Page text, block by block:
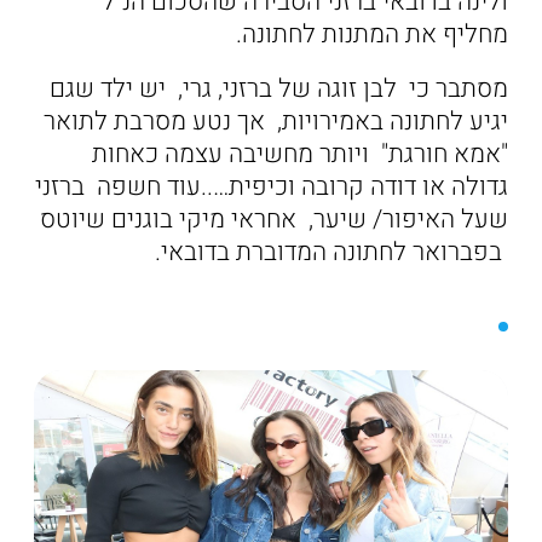
מחליף את המתנות לחתונה.
מסתבר כי לבן זוגה של ברזני, גרי, יש ילד שגם
יגיע לחתונה באמירויות, אך נטע מסרבת לתואר
"אמא חורגת" ויותר מחשיבה עצמה כאחות
גדולה או דודה קרובה וכיפית…..עוד חשפה ברזני
שעל האיפור/ שיער, אחראי מיקי בוגנים שיוטס
בפברואר לחתונה המדוברת בדובאי.